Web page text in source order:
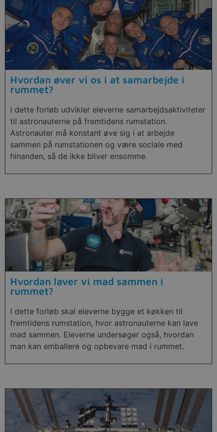
Hvordan øver vi os i at samarbejde i
rummet?
I dette forløb udvikler eleverne samarbejdsaktiviteter
til astronauterne på fremtidens rumstation.
Astronauter må konstant øve sig i at arbejde
sammen på rumstationen og være sociale med
hinanden, så de ikke bliver ensomme.
Hvordan laver vi mad sammen i
rummet?
I dette forløb skal eleverne bygge et køkken til
fremtidens rumstation, hvor astronauterne kan lave
mad sammen. Eleverne undersøger også, hvordan
man kan emballere og opbevare mad i rummet.